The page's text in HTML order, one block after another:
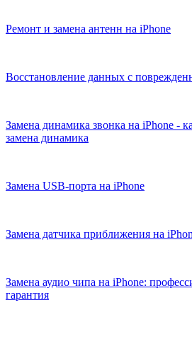
Ремонт и замена антенн на iPhone
Восстановление данных с
Замена динамика звонка на iPhone -
замена динамика
Замена USB-порта на iPhone
Замена датчика приближения на
Замена аудио чипа на iPhone:
гарантия